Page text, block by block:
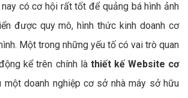
có cơ hội rất tốt để quảng bá hình ảnh
được quy mô, hình thức kinh doanh cơ
Một trong những yếu tố có vai trò quan
kể trên chính là thiết kế Website cơ
một doanh nghiệp cơ sở nhà máy sở hữu